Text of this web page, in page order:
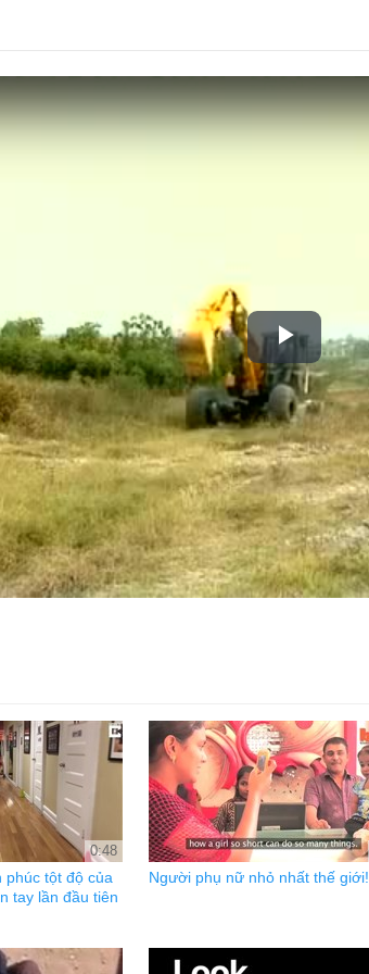
Play
Video
0:48
phúc tột độ của
tay lần đầu tiên
Người phụ nữ nhỏ nhất thế giới!